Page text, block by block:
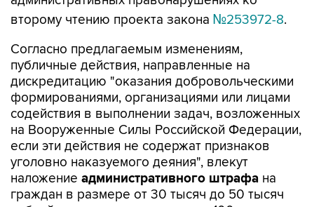
Согласно предлагаемым изменениям,
дискредитацию "оказания добровольческими
формированиями, организациями или лицами
содействия в выполнении задач, возложенных
на Вооруженные Силы Российской Федерации,
если эти действия не содержат признаков
уголовно наказуемого деяния", влекут
наложениеадминистративного штрафана
граждан в размере от 30 тысяч до 50 тысяч
рублей; на должностных лиц - от 100 тысяч до
200 тысяч рублей; на юридических лиц - от